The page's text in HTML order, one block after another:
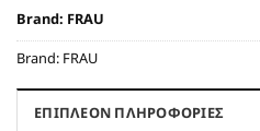
Brand: FRAU
Brand: FRAU
ΕΠΙΠΛΈΟΝ ΠΛΗΡΟΦΟΡΊΕΣ